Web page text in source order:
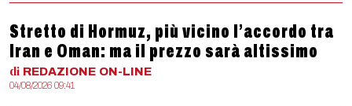
Stretto di Hormuz, più vicino l’accordo tra
Iran e Oman: ma il prezzo sarà altissimo
di REDAZIONE ON-LINE
04/08/2026 09:41